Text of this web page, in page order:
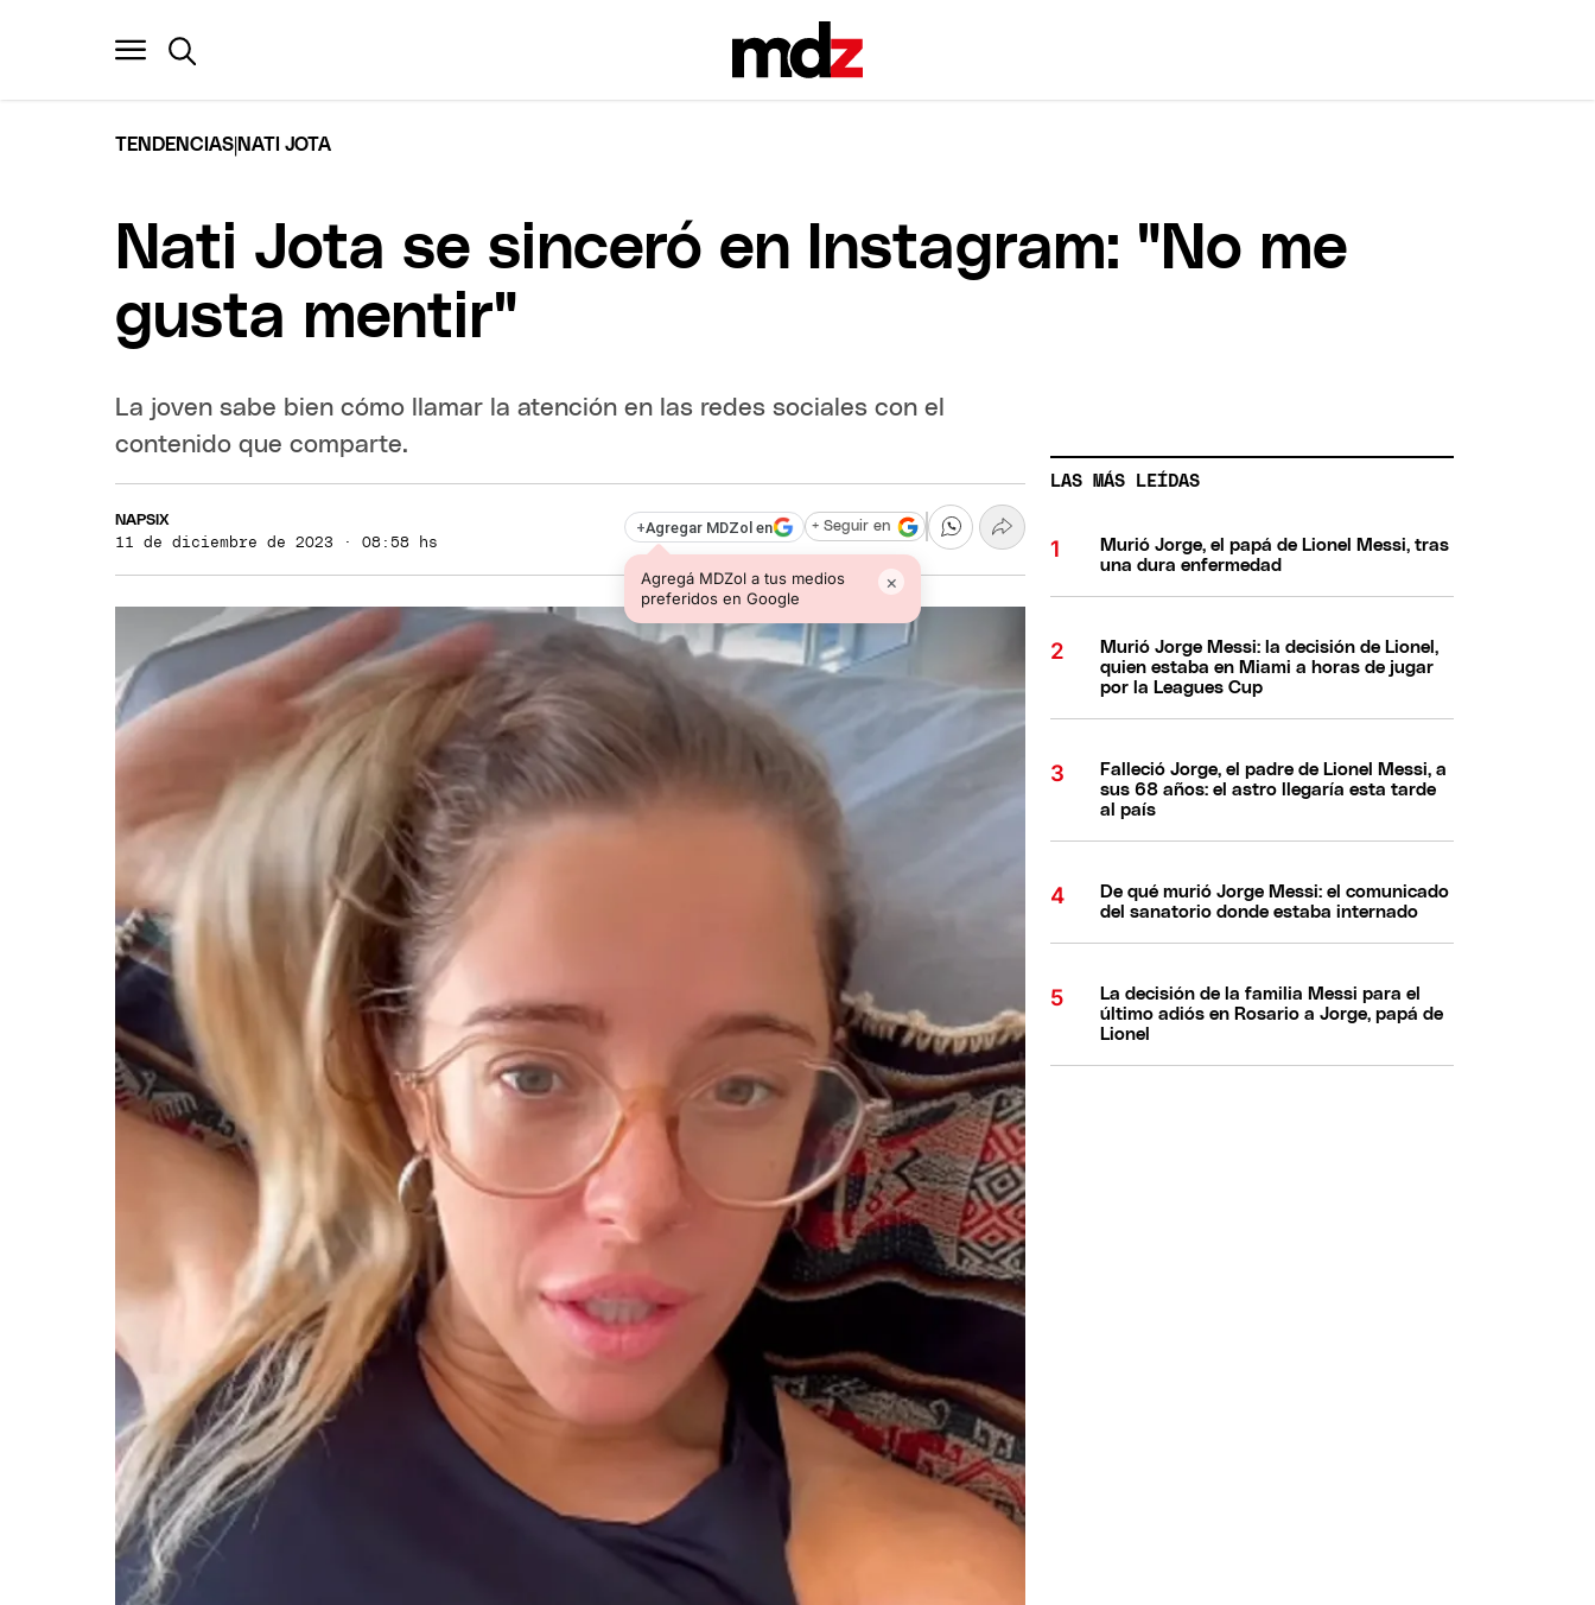
TENDENCIAS NATI JOTA
Nati Jota se sinceró en Instagram: "No me
gusta mentir"
La joven sabe bien cómo llamar la atención en las redes sociales con el
contenido que comparte.
NAPSIX
11 de diciembre de 2023 · 08:58 hs
+Agregar MDZol en
Agregá MDZol a tus medios
preferidos en Google
×
+ Seguir en
LAS MÁS LEÍDAS
Murió Jorge, el papá de Lionel Messi, tras
una dura enfermedad
Murió Jorge Messi: la decisión de Lionel,
quien estaba en Miami a horas de jugar
por la Leagues Cup
Falleció Jorge, el padre de Lionel Messi, a
sus 68 años: el astro llegaría esta tarde
al país
De qué murió Jorge Messi: el comunicado
del sanatorio donde estaba internado
La decisión de la familia Messi para el
último adiós en Rosario a Jorge, papá de
Lionel